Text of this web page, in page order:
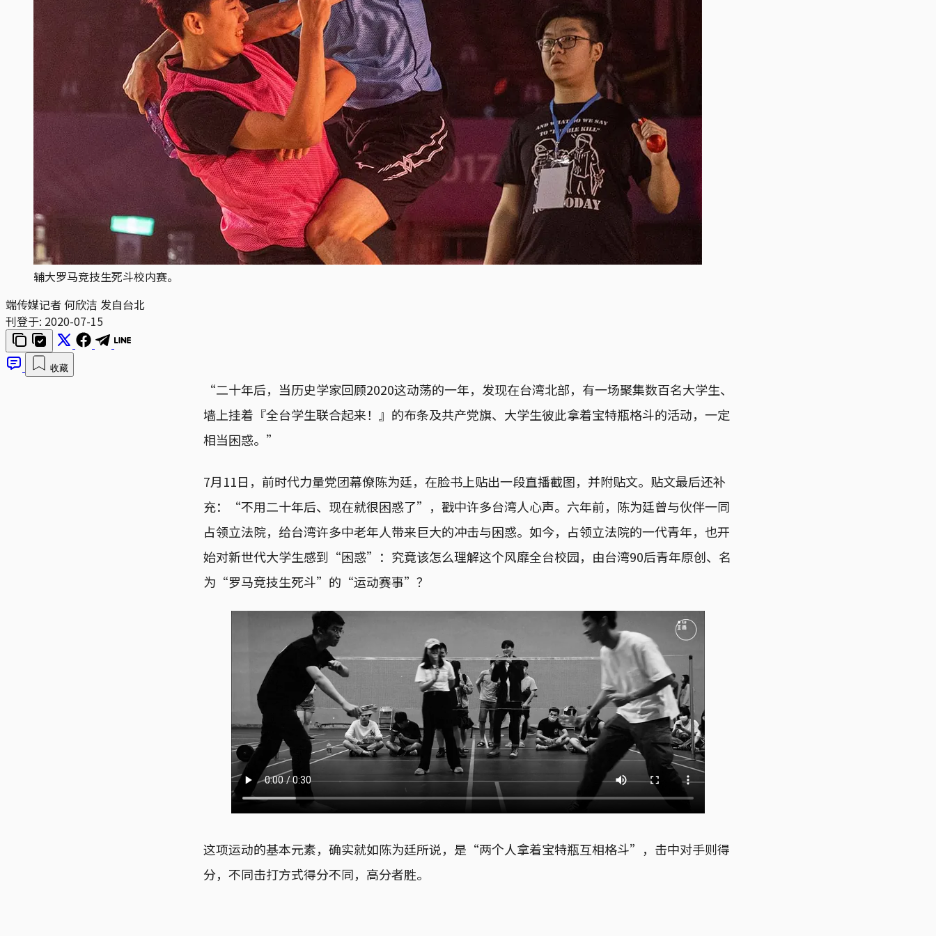
辅大罗马竞技生死斗校内赛。
端传媒记者 何欣洁 发自台北
刊登于: 2020-07-15
收藏
“二十年后，当历史学家回顾2020这动荡的一年，发现在台湾北部，有一场聚集数百名大学生、
墙上挂着『全台学生联合起来！』的布条及共产党旗、大学生彼此拿着宝特瓶格斗的活动，一定
相当困惑。”
7月11日，前时代力量党团幕僚陈为廷，在脸书上贴出一段直播截图，并附贴文。贴文最后还补
充：“不用二十年后、现在就很困惑了”，戳中许多台湾人心声。六年前，陈为廷曾与伙伴一同
占领立法院，给台湾许多中老年人带来巨大的冲击与困惑。如今，占领立法院的一代青年，也开
始对新世代大学生感到“困惑”：究竟该怎么理解这个风靡全台校园，由台湾90后青年原创、名
为“罗马竞技生死斗”的“运动赛事”？
这项运动的基本元素，确实就如陈为廷所说，是“两个人拿着宝特瓶互相格斗”，击中对手则得
分，不同击打方式得分不同，高分者胜。